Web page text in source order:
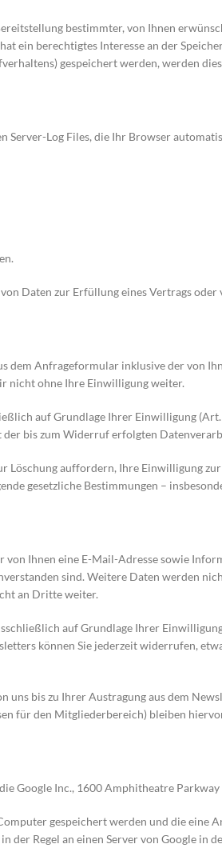
bestimmter, von Ihnen
ein berechtigtes Interesse an der
gespeichert werden, werden
Log Files, die Ihr Browser
Daten zur Erfüllung eines Vertrags
dem Anfrageformular inklusive der von
nicht ohne Ihre Einwilligung weiter.
auf Grundlage Ihrer Einwilligung
bis zum Widerruf erfolgten
Löschung auffordern, Ihre Einwilligung
gesetzliche Bestimmungen –
Ihnen eine E-Mail-Adresse sowie
sind. Weitere Daten werden
an Dritte weiter.
auf Grundlage Ihrer
können Sie jederzeit widerrufen,
bis zu Ihrer Austragung aus dem
für den Mitgliederbereich) bleiben
Google Inc., 1600 Amphitheatre
gespeichert werden und die eine
Regel an einen Server von Google in